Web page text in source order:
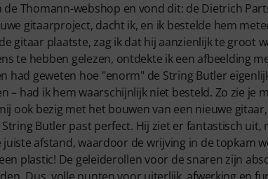
Thomann-webshop en vond dit: de Dietrich
gitaarproject, dacht ik, en ik bestelde hem
gitaar plaatste, zag ik dat hij aanzienlijk te groot
te hebben gelezen, ontdekte ik een afbeelding
had geweten hoe "enorm" de String Butler
– had ik hem waarschijnlijk niet besteld. Zo zie
ook bezig met het bouwen van een nieuwe
Butler past perfect. Hij ziet er fantastisch
afstand, waardoor de wrijving in de topkam
plastic! De geleiderollen voor de snaren zijn